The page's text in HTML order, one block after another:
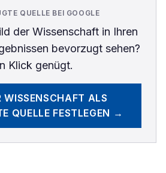
QUELLE BEI GOOGLE
der Wissenschaftin Ihren
bevorzugt sehen?
Klick genügt.
WISSENSCHAFT ALS
QUELLE FESTLEGEN →